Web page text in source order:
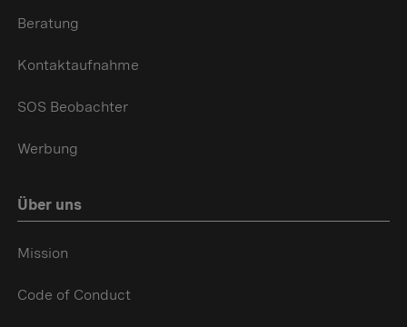
Beratung
Kontaktaufnahme
SOS Beobachter
Werbung
Über uns
Mission
Code of Conduct